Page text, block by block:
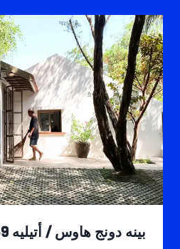
بينه دونج هاوس / أتيليه K59